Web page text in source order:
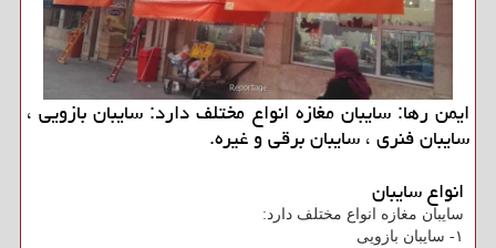
ایمن رها: سایبان مغازه انواع مختلف دارد: سایبان بازویی ،
سایبان فنری ، سایبان برقی و غیره.
انواع سایبان
سایبان مغازه انواع مختلف دارد:
۱- سایبان بازویی